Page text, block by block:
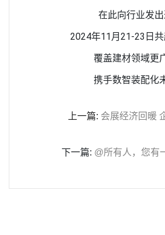
在此向行业发
2024年11月21-23日
覆盖建材领域更
携手数智装配化
上一篇: 会展经济回暖
下一篇: @所有人，您有